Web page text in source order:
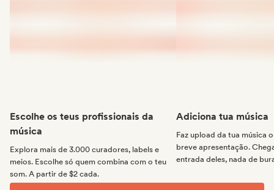
Escolhe os teus profissionais da
música
Explora mais de 3.000 curadores, labels e
meios. Escolhe só quem combina com o teu
som. A partir de $2 cada.
Adiciona tua música
Faz upload da tua música
breve apresentação.
entrada deles, nada de